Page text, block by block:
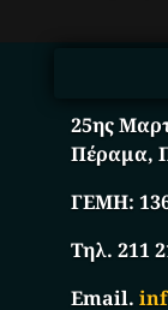
25ης
Πέραμα,
ΓΕΜΗ:
Τηλ. 211
Email.